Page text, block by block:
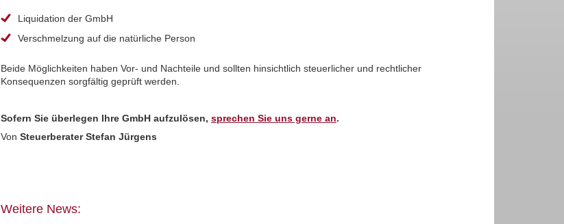
Liquidation der GmbH
Verschmelzung auf die natürliche Person
Beide Möglichkeiten haben Vor- und Nachteile und sollten hinsichtlich steuerlicher und rechtlicher
Konsequenzen sorgfältig geprüft werden.
Sofern Sie überlegen Ihre GmbH aufzulösen, sprechen Sie uns gerne an.
Von Steuerberater Stefan Jürgens
Weitere News: